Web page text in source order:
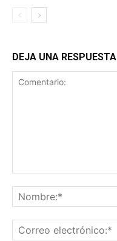
DEJA UNA RESPUESTA